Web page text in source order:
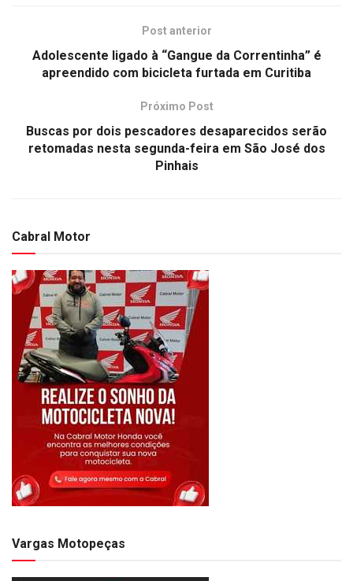
Post anterior
Adolescente ligado à “Gangue da Correntinha” é
apreendido com bicicleta furtada em Curitiba
Próximo Post
Buscas por dois pescadores desaparecidos serão
retomadas nesta segunda-feira em São José dos
Pinhais
Cabral Motor
Vargas Motopeças